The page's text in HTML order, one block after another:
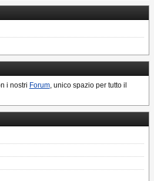
i nostri Forum, unico spazio per tutto il